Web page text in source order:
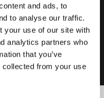
and ads, to
to analyse our traffic.
your use of our site with
analytics partners who
that you’ve
collected from your use